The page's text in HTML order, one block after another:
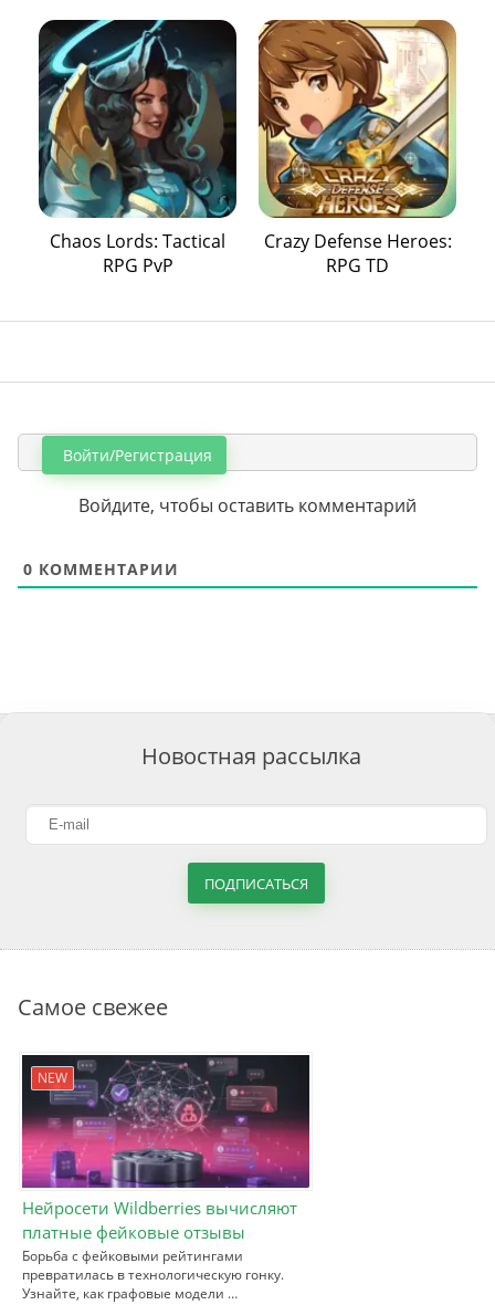
Chaos Lords: Tactical
RPG PvP
Crazy Defense Heroes:
RPG TD
Войти/Регистрация
Войдите, чтобы оставить комментарий
0 КОММЕНТАРИИ
Новостная рассылка
ПОДПИСАТЬСЯ
Самое свежее
NEW
Нейросети Wildberries вычисляют
платные фейковые отзывы
Борьба с фейковыми рейтингами
превратилась в технологическую гонку.
Узнайте, как графовые модели …